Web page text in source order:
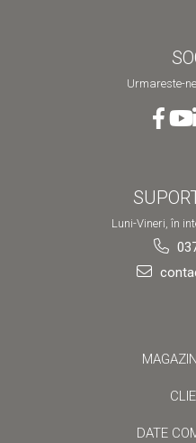
Urmareste-
Luni-Vineri, în
DATE